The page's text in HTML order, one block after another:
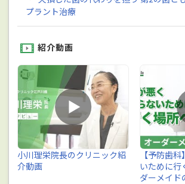
プラント治療
紹介動画
小川理栄院長のクリニック紹
介動画
【予防歯
いために行
ダーメイド